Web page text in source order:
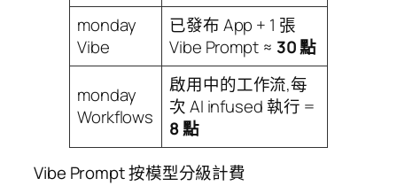
monday
Vibe
已發布 App + 1 張
Vibe Prompt ≈ 30 點
monday
Workflows
啟用中的工作流,每
次 AI infused 執行 =
8 點
Vibe Prompt 按模型分級計費